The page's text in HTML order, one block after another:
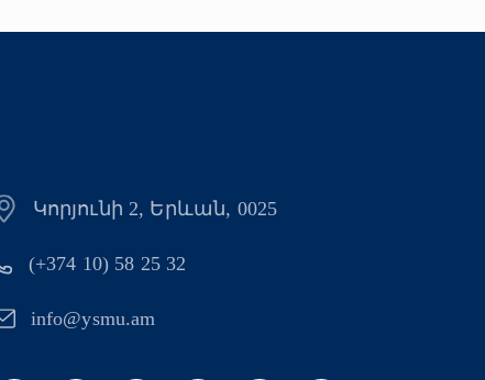
Կորյունի 2, Երևան, 0025
(+374 10) 58 25 32
info@ysmu.am